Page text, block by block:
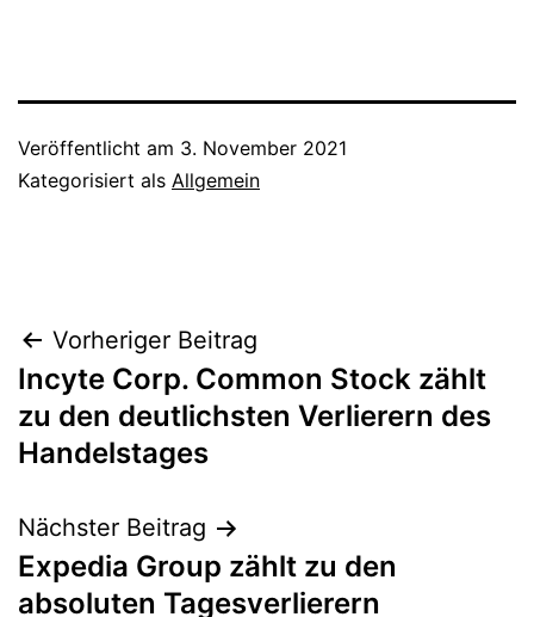
Veröffentlicht am 3. November 2021
Kategorisiert als Allgemein
Beitragsnavigation
Vorheriger Beitrag
Incyte Corp. Common Stock zählt
zu den deutlichsten Verlierern des
Handelstages
Nächster Beitrag
Expedia Group zählt zu den
absoluten Tagesverlierern